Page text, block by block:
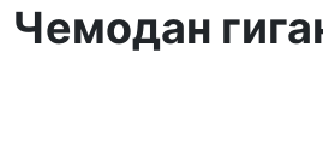
Чемодан